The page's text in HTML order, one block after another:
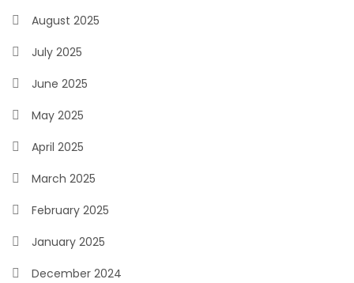
August 2025
July 2025
June 2025
May 2025
April 2025
March 2025
February 2025
January 2025
December 2024